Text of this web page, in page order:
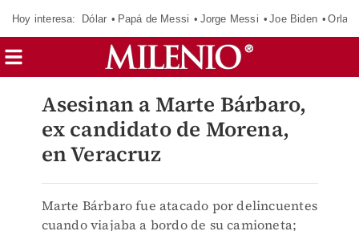
Hoy interesa: Dólar Papá de Messi Jorge Messi Joe Biden
Asesinan a Marte Bárbaro,
ex candidato de Morena,
en Veracruz
Marte Bárbaro fue atacado por delincuentes
cuando viajaba a bordo de su camioneta;